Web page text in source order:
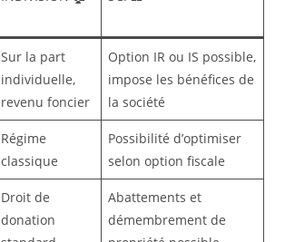
Sur la part
individuelle,
revenu foncier
Option IR ou IS possible,
impose les bénéfices de
la société
Régime
classique
Possibilité d’optimiser
selon option fiscale
Droit de
donation
Abattements et
démembrement de